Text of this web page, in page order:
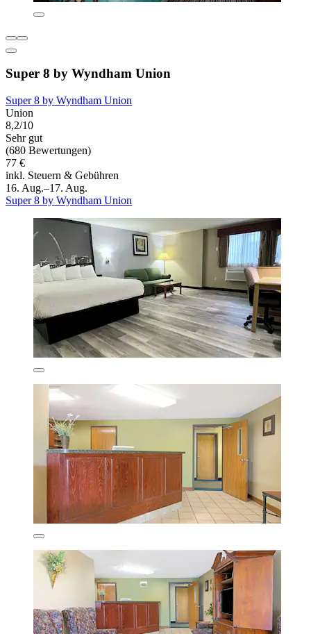
Super 8 by Wyndham Union
Super 8 by Wyndham Union
Union
8,2/10
Sehr gut
(680 Bewertungen)
77 €
inkl. Steuern & Gebühren
16. Aug.–17. Aug.
Super 8 by Wyndham Union